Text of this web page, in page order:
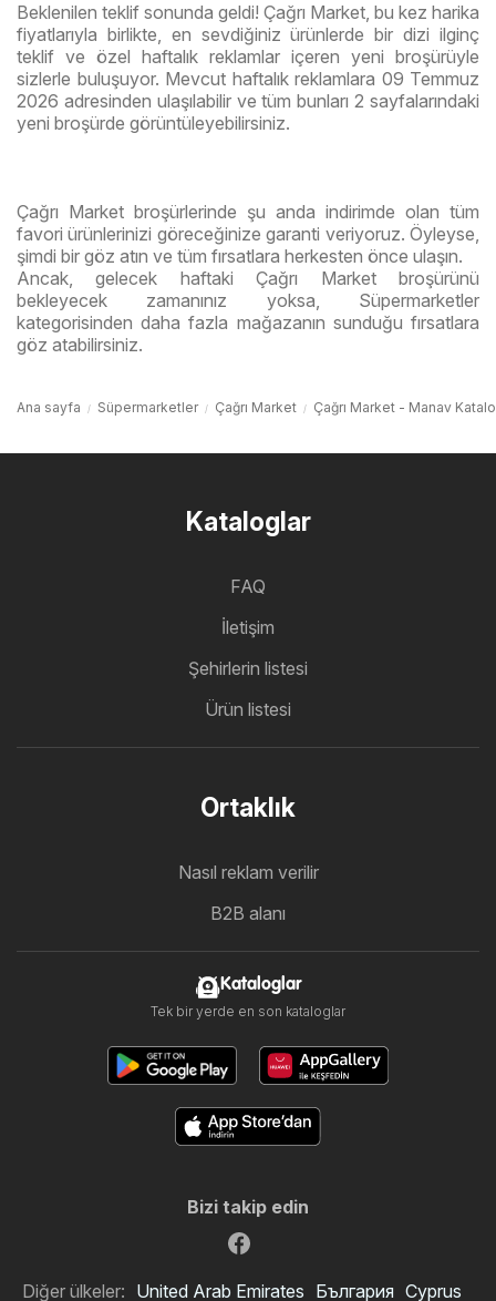
Beklenilen teklif sonunda geldi! Çağrı Market, bu kez harika
fiyatlarıyla birlikte, en sevdiğiniz ürünlerde bir dizi ilginç
teklif ve özel haftalık reklamlar içeren yeni broşürüyle
sizlerle buluşuyor. Mevcut haftalık reklamlara 09 Temmuz
2026 adresinden ulaşılabilir ve tüm bunları 2 sayfalarındaki
yeni broşürde görüntüleyebilirsiniz.
Çağrı Market broşürlerinde şu anda indirimde olan tüm
favori ürünlerinizi göreceğinize garanti veriyoruz. Öyleyse,
şimdi bir göz atın ve tüm fırsatlara herkesten önce ulaşın.
Ancak, gelecek haftaki Çağrı Market broşürünü
bekleyecek zamanınız yoksa, Süpermarketler
kategorisinden daha fazla mağazanın sunduğu fırsatlara
göz atabilirsiniz.
Ana sayfa Süpermarketler Çağrı Market Çağrı Market - Manav
Kataloglar
FAQ
İletişim
Şehirlerin listesi
Ürün listesi
Ortaklık
Nasıl reklam verilir
B2B alanı
Kataloglar
Tek bir yerde en son kataloglar
Bizi takip edin
Diğer ülkeler: United Arab Emirates България Cyprus